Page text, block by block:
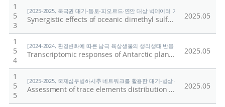
1
5
3
[2025-2025, 북극권 대기-동토-피오르드·연안 대상 빅데이터 기반 기후변화 대응
Synergistic effects of oceanic dimethyl sulfide emissions and atmospheric oxidants on new particle formation in the Arctic 2025.05
1
5
4
[2024-2024, 환경변화에 따른 남극 육상생물의 생리생태 반응 규명 (24-24) / 이형
Transcriptomic responses of Antarctic plants to in situ warming: uncovering molecular mechanisms behind physiological adjustments 2025.05
1
5
5
[2025-2025, 국제심부빙하시추 네트워크를 활용한 대기-빙상 상호작용의 자연적·
Assessment of trace elements distribution and sources from snowpits in the Lambert Glacier region, coastal East Antarctica 2025.05